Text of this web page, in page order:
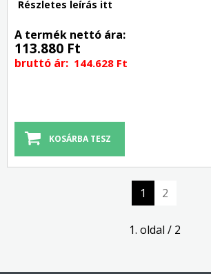
Részletes leírás itt
A termék nettó ára:
113.880 Ft
bruttó ár: 144.628 Ft
1 2
1. oldal / 2